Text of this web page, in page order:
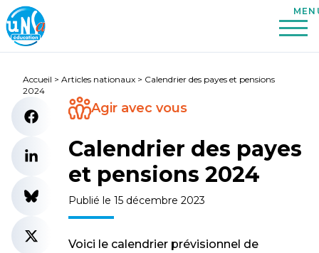
Accueil > Articles nationaux > Calendrier des payes et pensions
2024
Agir avec vous
Calendrier des payes
et pensions 2024
Publié le 15 décembre 2023
Voici le calendrier prévisionnel de